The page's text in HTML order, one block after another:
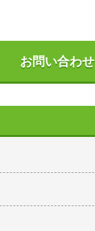
お問い合わせ